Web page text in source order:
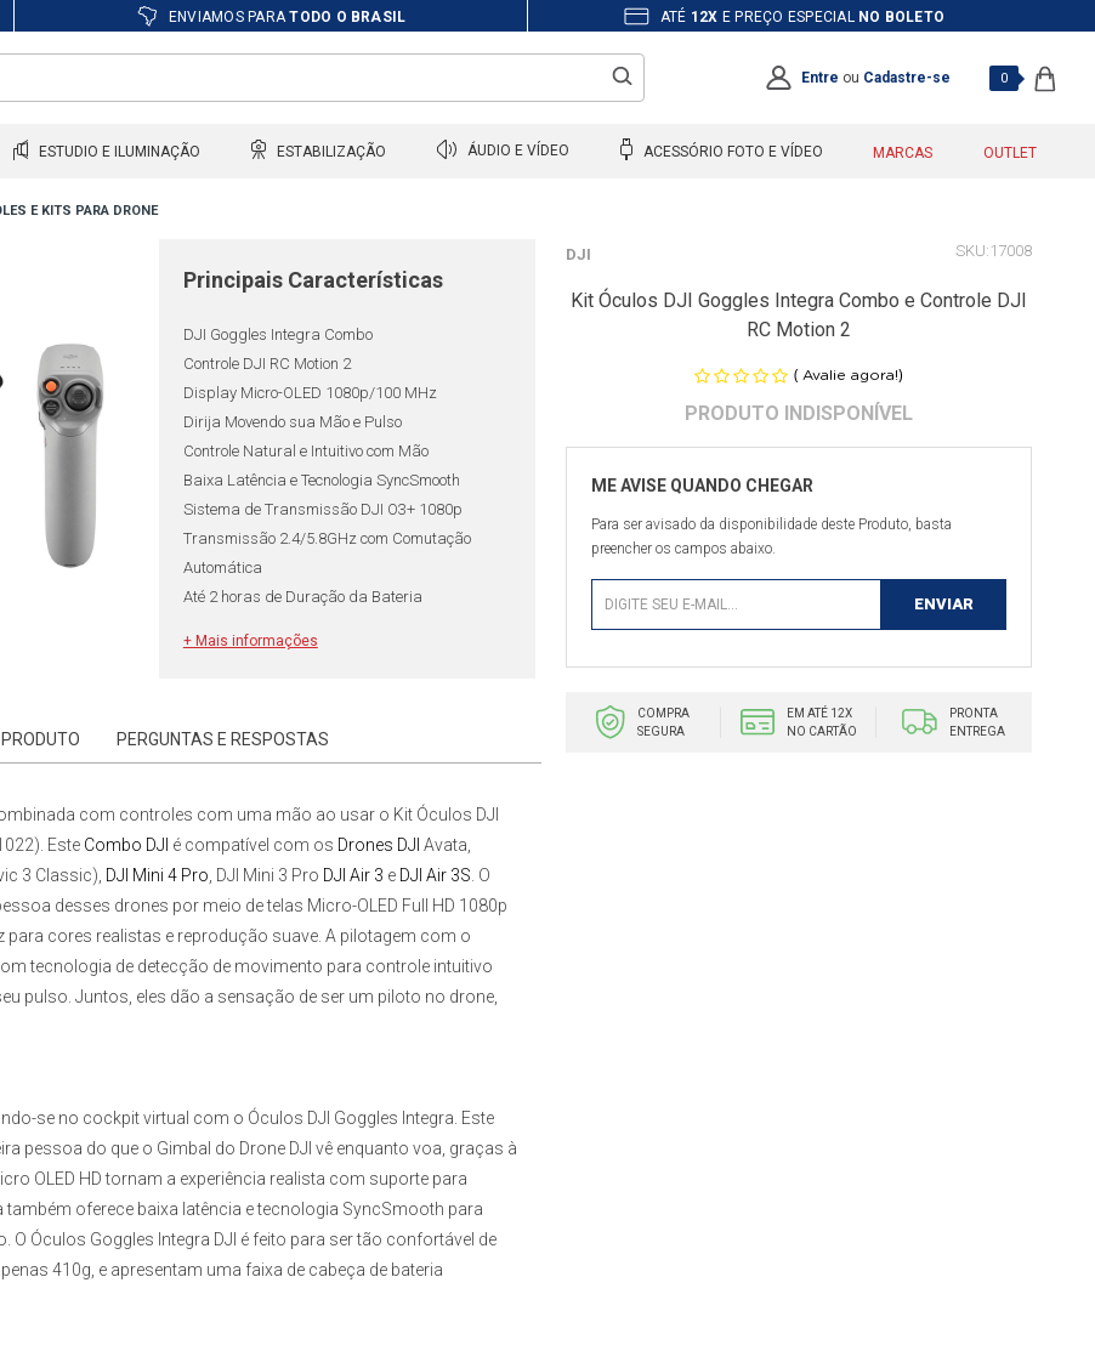
ENVIAMOS PARATODO O BRASIL ATÉ 12X E PREÇO ESPECIAL NO BOLETO
Entre ou Cadastre-se 0
ESTUDIO E ILUMINAÇÃO ESTABILIZAÇÃO ÁUDIO E VÍDEO ACESSÓRIO FOTO E VÍDEO MARCAS OUTLET
E KITS PARA DRONE
Principais Características
DJI Goggles Integra Combo
Controle DJI RC Motion 2
Display Micro-OLED 1080p/100 MHz
Dirija Movendo sua Mão e Pulso
Controle Natural e Intuitivo com Mão
Baixa Latência e Tecnologia SyncSmooth
Sistema de Transmissão DJI O3+ 1080p
Transmissão 2.4/5.8GHz com Comutação
Automática
Até 2 horas de Duração da Bateria
Suporta Dioptrias de -8.0 a +2.0
+ Mais informações
DJI 17008
Kit Óculos DJI Goggles Integra Combo e Controle DJI
RC Motion 2
( Avalie agora!)
Para ser avisado da disponibilidade deste Produto, basta
preencher os campos abaixo.
COMPRA
SEGURA
EM ATÉ 12X
NO CARTÃO
PRONTA
ENTREGA
PERGUNTAS E RESPOSTAS
com controles com uma mão ao usar o Kit Óculos DJI
. Este Combo DJI é compatível com os Drones DJI Avata,
3 Classic), DJI Mini 4 Pro , DJI Mini 3 Pro DJI Air 3 e DJI Air 3S . O
desses drones por meio de telas Micro-OLED Full HD 1080p
cores realistas e reprodução suave. A pilotagem com o
tecnologia de detecção de movimento para controle intuitivo
pulso. Juntos, eles dão a sensação de ser um piloto no drone,
se no cockpit virtual com o Óculos DJI Goggles Integra. Este
pessoa do que o Gimbal do Drone DJI vê enquanto voa, graças à
OLED HD tornam a experiência realista com suporte para
também oferece baixa latência e tecnologia SyncSmooth para
O Óculos Goggles Integra DJI é feito para ser tão confortável de
410g, e apresentam uma faixa de cabeça de bateria